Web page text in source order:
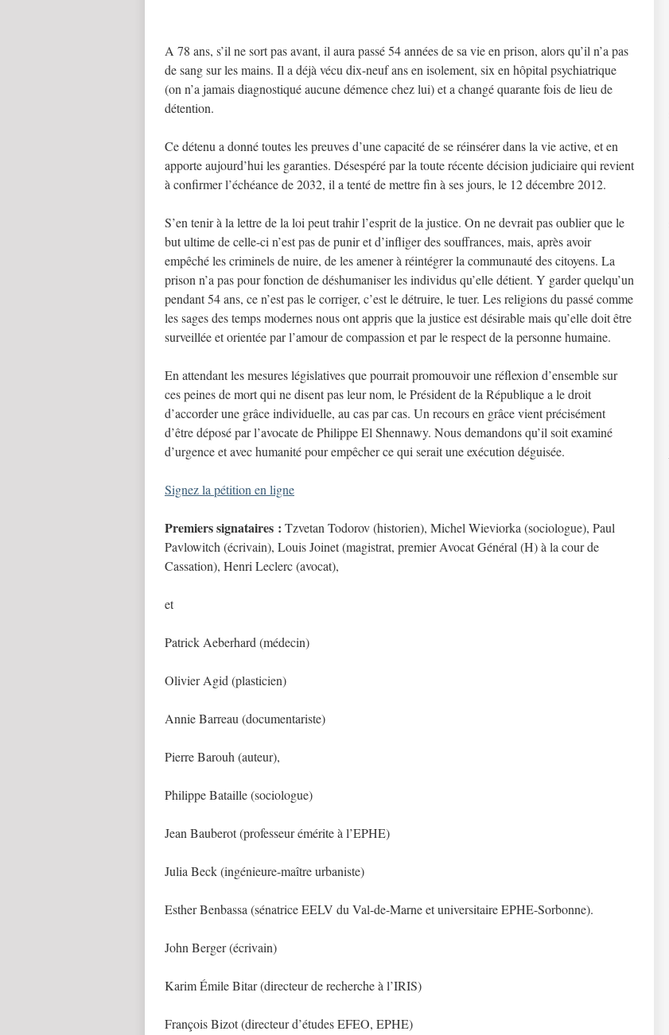
A 78 ans, s’il ne sort pas avant, il aura passé 54 années de sa vie en prison, alors qu’il n’a pas
de sang sur les mains. Il a déjà vécu dix-neuf ans en isolement, six en hôpital psychiatrique
(on n’a jamais diagnostiqué aucune démence chez lui) et a changé quarante fois de lieu de
détention.
Ce détenu a donné toutes les preuves d’une capacité de se réinsérer dans la vie active, et en
apporte aujourd’hui les garanties. Désespéré par la toute récente décision judiciaire qui revient
à confirmer l’échéance de 2032, il a tenté de mettre fin à ses jours, le 12 décembre 2012.
S’en tenir à la lettre de la loi peut trahir l’esprit de la justice. On ne devrait pas oublier que le
but ultime de celle-ci n’est pas de punir et d’infliger des souffrances, mais, après avoir
empêché les criminels de nuire, de les amener à réintégrer la communauté des citoyens. La
prison n’a pas pour fonction de déshumaniser les individus qu’elle détient. Y garder quelqu’un
pendant 54 ans, ce n’est pas le corriger, c’est le détruire, le tuer. Les religions du passé comme
les sages des temps modernes nous ont appris que la justice est désirable mais qu’elle doit être
surveillée et orientée par l’amour de compassion et par le respect de la personne humaine.
En attendant les mesures législatives que pourrait promouvoir une réflexion d’ensemble sur
ces peines de mort qui ne disent pas leur nom, le Président de la République a le droit
d’accorder une grâce individuelle, au cas par cas. Un recours en grâce vient précisément
d’être déposé par l’avocate de Philippe El Shennawy. Nous demandons qu’il soit examiné
d’urgence et avec humanité pour empêcher ce qui serait une exécution déguisée.
Signez la pétition en ligne
Premiers signataires : Tzvetan Todorov (historien), Michel Wieviorka (sociologue), Paul
Pavlowitch (écrivain), Louis Joinet (magistrat, premier Avocat Général (H) à la cour de
Cassation), Henri Leclerc (avocat),
et
Patrick Aeberhard (médecin)
Olivier Agid (plasticien)
Annie Barreau (documentariste)
Pierre Barouh (auteur),
Philippe Bataille (sociologue)
Jean Bauberot (professeur émérite à l’EPHE)
Julia Beck (ingénieure-maître urbaniste)
Esther Benbassa (sénatrice EELV du Val-de-Marne et universitaire EPHE-Sorbonne).
John Berger (écrivain)
Karim Émile Bitar (directeur de recherche à l’IRIS)
François Bizot (directeur d’études EFEO, EPHE)